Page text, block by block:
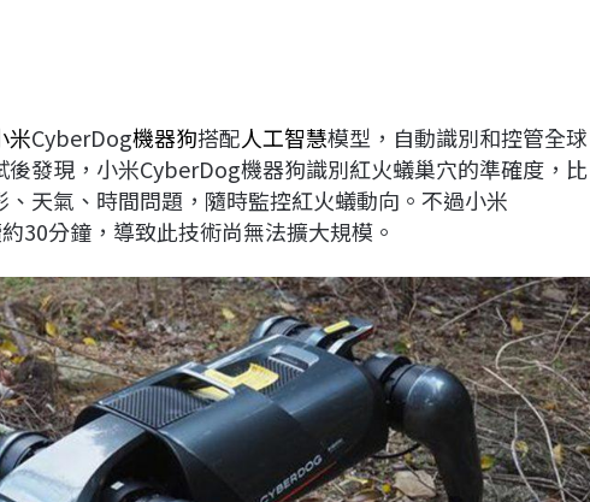
米CyberDog機器狗搭配人工智慧模型，自動識別和控管全球
後發現，小米CyberDog機器狗識別紅火蟻巢穴的準確度，比
天氣、時間問題，隨時監控紅火蟻動向。不過小米
30分鐘，導致此技術尚無法擴大規模。